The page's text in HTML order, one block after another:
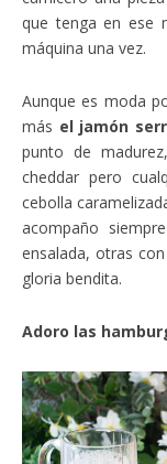
que tenga en ese
máquina una vez.
Aunque es moda
más el jamón
punto de
cheddar pero
cebolla
acompaño
ensalada, otras
gloria bendita.
Adoro las